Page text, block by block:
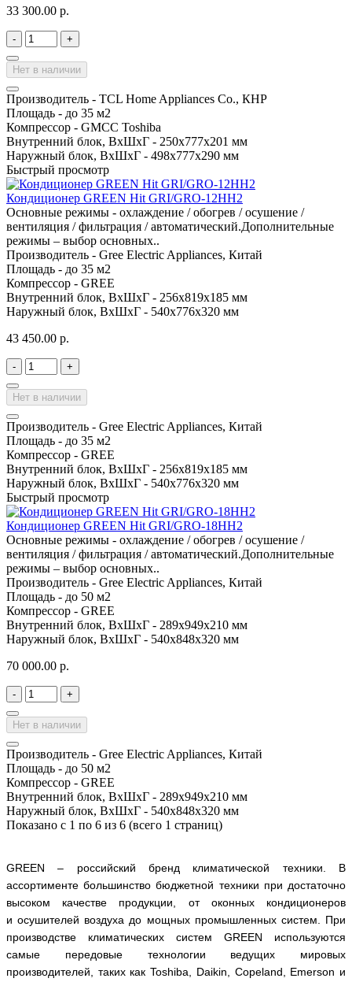
33 300.00 р.
- +
Нет в наличии
Производитель - TCL Home Appliances Co., КНР
Площадь - до 35 м2
Компрессор - GMCC Toshiba
Внутренний блок, ВхШхГ - 250х777х201 мм
Наружный блок, ВхШхГ - 498х777х290 мм
Быстрый просмотр
Кондиционер GREEN Hit GRI/GRO-12HH2
Основные режимы - охлаждение / обогрев / осушение /
вентиляция / фильтрация / автоматический.Дополнительные
режимы – выбор основных..
Производитель - Gree Electric Appliances, Китай
Площадь - до 35 м2
Компрессор - GREE
Внутренний блок, ВхШхГ - 256х819х185 мм
Наружный блок, ВхШхГ - 540х776х320 мм
43 450.00 р.
- +
Нет в наличии
Производитель - Gree Electric Appliances, Китай
Площадь - до 35 м2
Компрессор - GREE
Внутренний блок, ВхШхГ - 256х819х185 мм
Наружный блок, ВхШхГ - 540х776х320 мм
Быстрый просмотр
Кондиционер GREEN Hit GRI/GRO-18HH2
Основные режимы - охлаждение / обогрев / осушение /
вентиляция / фильтрация / автоматический.Дополнительные
режимы – выбор основных..
Производитель - Gree Electric Appliances, Китай
Площадь - до 50 м2
Компрессор - GREE
Внутренний блок, ВхШхГ - 289х949х210 мм
Наружный блок, ВхШхГ - 540х848х320 мм
70 000.00 р.
- +
Нет в наличии
Производитель - Gree Electric Appliances, Китай
Площадь - до 50 м2
Компрессор - GREE
Внутренний блок, ВхШхГ - 289х949х210 мм
Наружный блок, ВхШхГ - 540х848х320 мм
Показано с 1 по 6 из 6 (всего 1 страниц)
GREEN – российский бренд климатической техники. В
ассортименте большинство бюджетной техники при достаточно
высоком качестве продукции, от оконных кондиционеров
и осушителей воздуха до мощных промышленных систем. При
производстве климатических систем GREEN используются
самые передовые технологии ведущих мировых
производителей, таких как Toshiba, Daikin, Copeland, Emerson и